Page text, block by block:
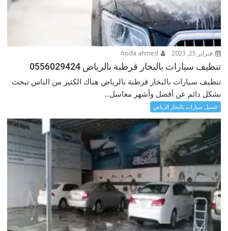
فبراير 25, 2023
تنظيف سيارات بالبخار قرطبة بالرياض 0556029424
تنظيف سيارات بالبخار قرطبة بالرياض هناك الكثير من الناس تبحث
بشكل دائم عن أفضل وأشهر مغاسل...
غسيل سيارات بالبخار الرياض